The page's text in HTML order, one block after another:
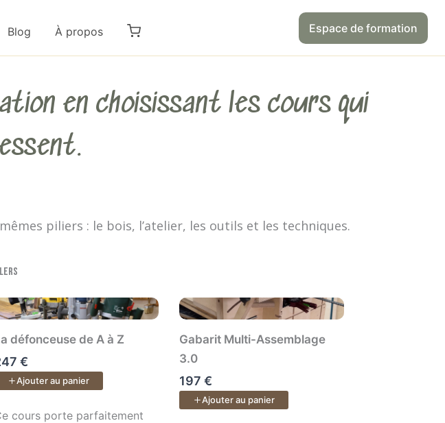
Blog À propos Espace de formation
en choisissant les cours qui
piliers : le bois, l’atelier, les outils et les techniques.
formation complète de 25 vidéos : nous commençons sur deux tréteaux,
toutes les étapes transversales de votre pratique du bois — de
défonceuse de A à Z
€
Ajouter au panier
cours porte parfaitement son nom : . On y apprend absolument tout ce qui
cours porte parfaitement
Gabarit Multi-Assemblage
3.0
197 €
Ajouter au panier